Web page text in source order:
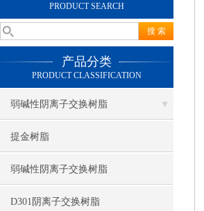
PRODUCT SEARCH
产品分类
PRODUCT CLASSIFICATION
弱碱性阴离子交换树脂
提金树脂
弱碱性阴离子交换树脂
D301阴离子交换树脂